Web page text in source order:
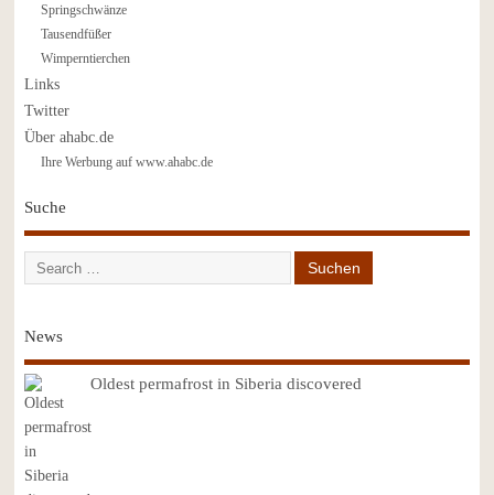
Springschwänze
Tausendfüßer
Wimperntierchen
Links
Twitter
Über ahabc.de
Ihre Werbung auf www.ahabc.de
Suche
News
Oldest permafrost in Siberia discovered